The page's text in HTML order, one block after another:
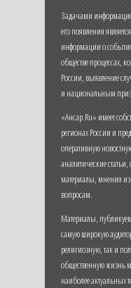
Задачами
его появления
информации о
обществе процессах,
России, выявление
и национальным
«Ансар.Ru» имеет
регионах России и
оперативную
аналитические
материалы, мнения
вопросам.
Материалы,
самую широкую
религиозную, так и
общественную жизнь
наиболее актуальных